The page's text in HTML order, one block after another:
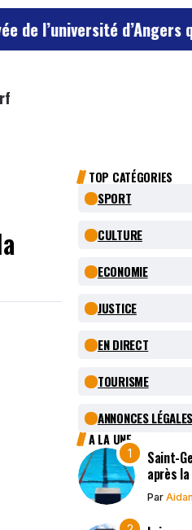
d’Angers qui avait
TOP CATÉGORIES
SPORT
CULTURE
ECONOMIE
JUSTICE
EN DIRECT
TOURISME
ANNONCES LÉGALES
A LA UNE
Saint-
après
Par